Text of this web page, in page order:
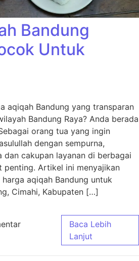
Bandung
Untuk
aqiqah Bandung yang transparan
Bandung Raya? Anda berada
orang tua yang ingin
dengan sempurna,
dan cakupan layanan di berbagai
penting. Artikel ini menyajikan
aqiqah Bandung untuk
Cimahi, Kabupaten […]
Aqiqah Bandung Ekonimis
Baca Lebih
Lanjut